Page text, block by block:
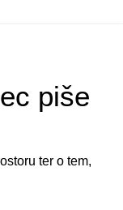
piše
ter o tem,